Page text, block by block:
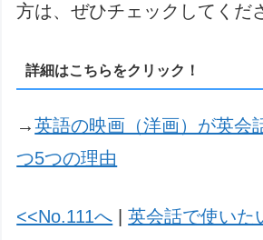
方は、ぜひチェックしてくだ
詳細はこちらをクリック！
→英語の映画（洋画）が英会
つ5つの理由
<<No.111へ |英会話で使いた